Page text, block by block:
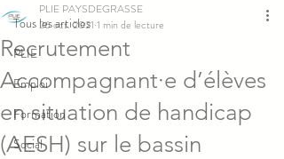
Tous les articles
PLIE
Emploi
Formation
Social
Recrutement
Accompagnant·e d’élèves
en situation de handicap
(AESH) sur le bassin
PLIE PAYSDEGRASSE
26 oct. 2021 1 min de lecture